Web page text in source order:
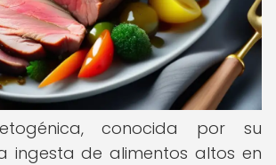
conocida por su
ingesta de alimentos altos en